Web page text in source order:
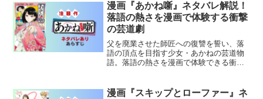
漫画『あかね噺』ネタバレ解説！
落語の熱さを漫画で体験する衝撃
の芸道劇
父を廃業させた師匠への復讐を誓い、落
語の頂点を目指す少女・あかねの芸道物
語。落語の熱さを漫画で体験できる衝撃
漫画『スキップとローファー』ネ